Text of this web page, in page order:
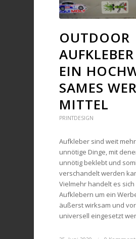
OUTDOOR
EIN
SA­MES
MIT­TEL
PRINTDESIGN
Aufkleber sind weit
unnötige Dinge, mit
unnötig beklebt und
verschandelt werden
Vielmehr handelt es sich
Aufklebern um ein
äußerst wirksam und
universell eingesetzt